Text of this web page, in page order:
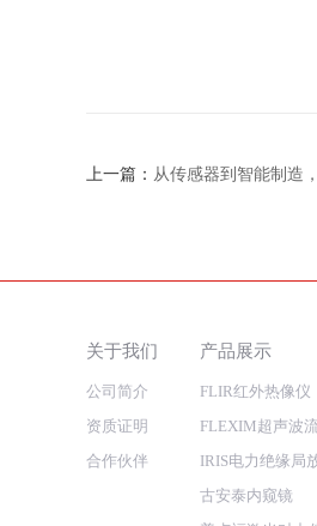
上一篇： 从传感器到智能制造
关于我们
公司简介
资质证明
合作伙伴
产品展示
FLIR红外热像仪
FLEXIM超声波
IRIS电力绝缘局
古安泰内窥镜